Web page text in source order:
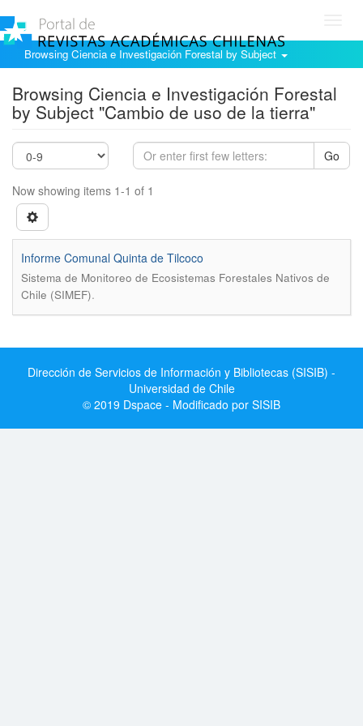
Browsing Ciencia e Investigación Forestal by Subject
Browsing Ciencia e Investigación Forestal
by Subject "Cambio de uso de la tierra"
Go
Now showing items 1-1 of 1
Informe Comunal Quinta de Tilcoco
Sistema de Monitoreo de Ecosistemas Forestales Nativos de
Chile (SIMEF).
Dirección de Servicios de Información y Bibliotecas (SISIB) -
Universidad de Chile
© 2019 Dspace - Modificado por SISIB